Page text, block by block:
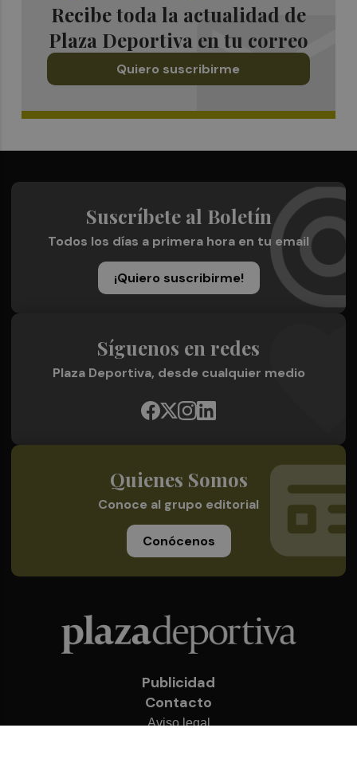
Recibe toda la actualidad de
Plaza Deportiva en tu correo
Quiero suscribirme
Suscríbete al Boletín
Todos los días a primera hora en tu email
¡Quiero suscribirme!
Síguenos en redes
Plaza Deportiva, desde cualquier medio
Quienes Somos
Conoce al grupo editorial
Conócenos
Publicidad
Contacto
Aviso legal